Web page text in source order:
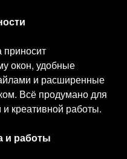
окон, удобные
и расширенные
Всё продумано для
креативной работы.
и работы